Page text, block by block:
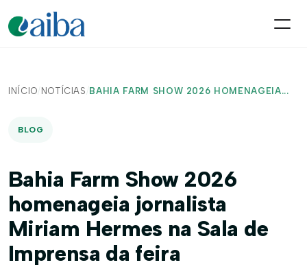
INÍCIO/ NOTÍCIAS / BAHIA FARM SHOW 2026 HOMENAGEIA...
BLOG
Bahia Farm Show 2026
homenageia jornalista
Miriam Hermes na Sala de
Imprensa da feira